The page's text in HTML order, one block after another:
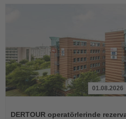
01.08.2026
DERTOUR operatörlerinde